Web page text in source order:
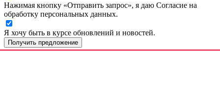
Нажимая кнопку «Отправить запрос», я даю Согласие на
обработку персональных данных.
Я хочу быть в курсе обновлений и новостей.
Получить предложение